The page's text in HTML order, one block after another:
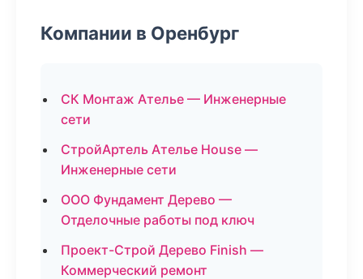
Компании в Оренбург
СК Монтаж Ателье — Инженерные
сети
СтройАртель Ателье House —
Инженерные сети
ООО Фундамент Дерево —
Отделочные работы под ключ
Проект-Строй Дерево Finish —
Коммерческий ремонт